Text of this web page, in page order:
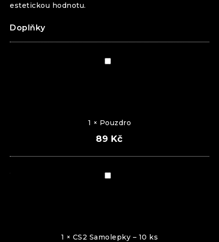
estetickou hodnotu.
Doplňky
1 × Pouzdro
89 Kč
CS2
1 × CS2 Samolepky – 10 ks